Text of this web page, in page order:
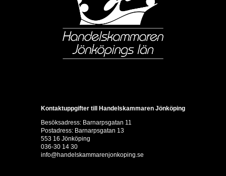
Kontaktuppgifter till Handelskammaren Jönköping
Besöksadress: Barnarpsgatan 11
Postadress: Barnarpsgatan 13
553 16 Jönköping
036-30 14 30
info@handelskammarenjonkoping.se